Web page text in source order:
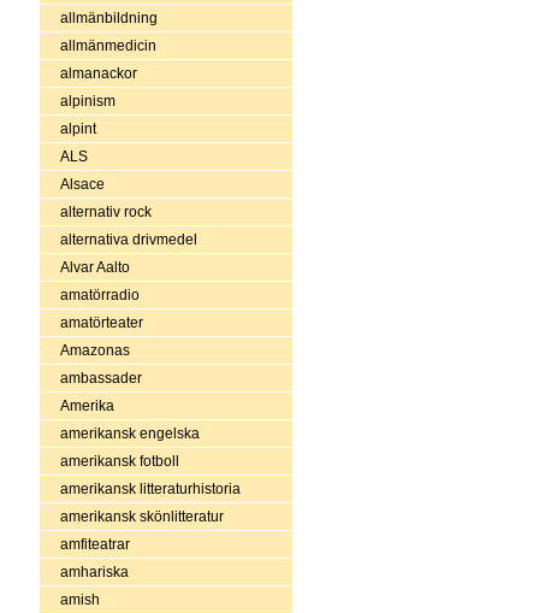
allmänbildning
allmänmedicin
almanackor
alpinism
alpint
ALS
Alsace
alternativ rock
alternativa drivmedel
Alvar Aalto
amatörradio
amatörteater
Amazonas
ambassader
Amerika
amerikansk engelska
amerikansk fotboll
amerikansk litteraturhistoria
amerikansk skönlitteratur
amfiteatrar
amhariska
amish